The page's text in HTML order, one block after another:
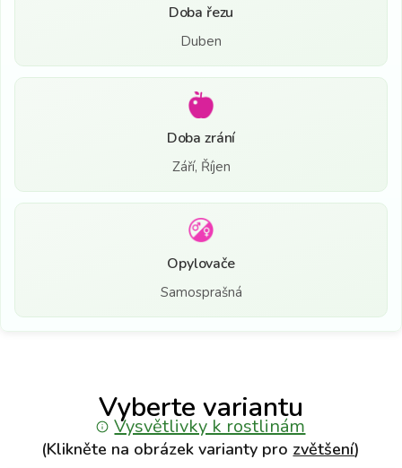
Doba řezu
Duben
Doba zrání
Září, Říjen
Opylovače
Samosprašná
Vyberte variantu
Vysvětlivky k rostlinám
(Klikněte na obrázek varianty pro zvětšení)